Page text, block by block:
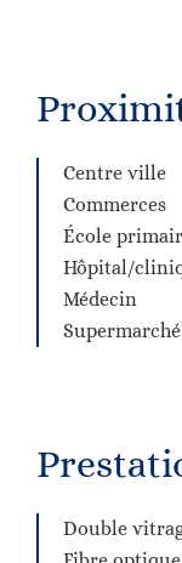
Centre ville
Commerces
École
Hôpital/
Médecin
Supermarché
Double